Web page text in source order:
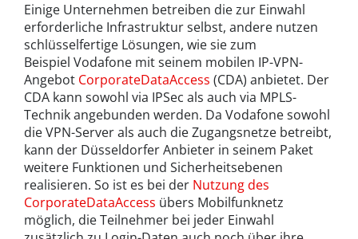
Einige Unternehmen betreiben die zur Einwahl
erforderliche Infrastruktur selbst, andere nutzen
schlüsselfertige Lösungen, wie sie zum
Beispiel Vodafone mit seinem mobilen IP-VPN-
Angebot CorporateDataAccess (CDA) anbietet. Der
CDA kann sowohl via IPSec als auch via MPLS-
Technik angebunden werden. Da Vodafone sowohl
die VPN-Server als auch die Zugangsnetze betreibt,
kann der Düsseldorfer Anbieter in seinem Paket
weitere Funktionen und Sicherheitsebenen
realisieren. So ist es bei der Nutzung des
CorporateDataAccess übers Mobilfunknetz
möglich, die Teilnehmer bei jeder Einwahl